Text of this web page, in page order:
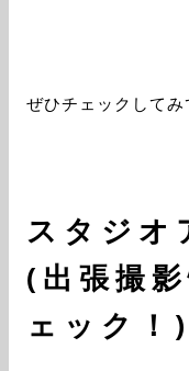
ぜひチェックしてみ
スタジオ
(出張撮
ェック！)